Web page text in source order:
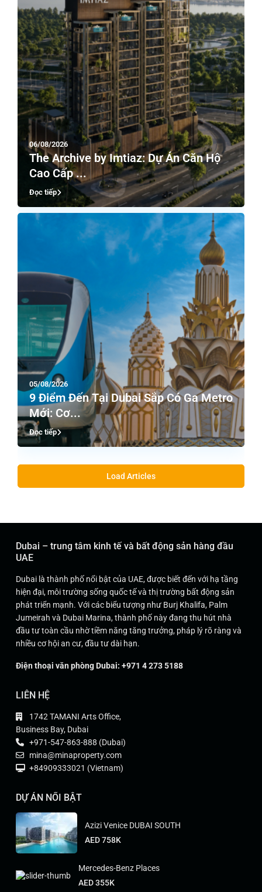
06/08/2026
The Archive by Imtiaz: Dự Án Căn Hộ
Cao Cấp ...
Đọc tiếp
05/08/2026
9 Điểm Đến Tại Dubai Sắp Có Ga Metro
Mới: Cơ...
Đọc tiếp
Load Articles
Dubai – trung tâm kinh tế và bất động sản hàng đầu
UAE
Dubai là thành phố nổi bật của UAE, được biết đến với hạ tầng
hiện đại, môi trường sống quốc tế và thị trường bất động sản
phát triển mạnh. Với các biểu tượng như Burj Khalifa, Palm
Jumeirah và Dubai Marina, thành phố này đang thu hút nhà
đầu tư toàn cầu nhờ tiềm năng tăng trưởng, pháp lý rõ ràng và
nhiều cơ hội an cư, đầu tư dài hạn.
Điện thoại văn phòng Dubai: +971 4 273 5188
LIÊN HỆ
1742 TAMANI Arts Office,
Business Bay, Dubai
+971-547-863-888 (Dubai)
mina@minaproperty.com
+84909333021 (Vietnam)
DỰ ÁN NỔI BẬT
Azizi Venice DUBAI SOUTH
AED 758K
Mercedes-Benz Places
AED 355K